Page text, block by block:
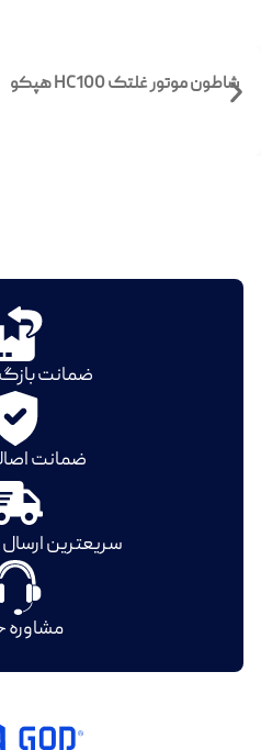
شاطون موتور غلتک HC100 هپکو
ضمانت
ضمانت
سریعترین ارسال
مشاوره